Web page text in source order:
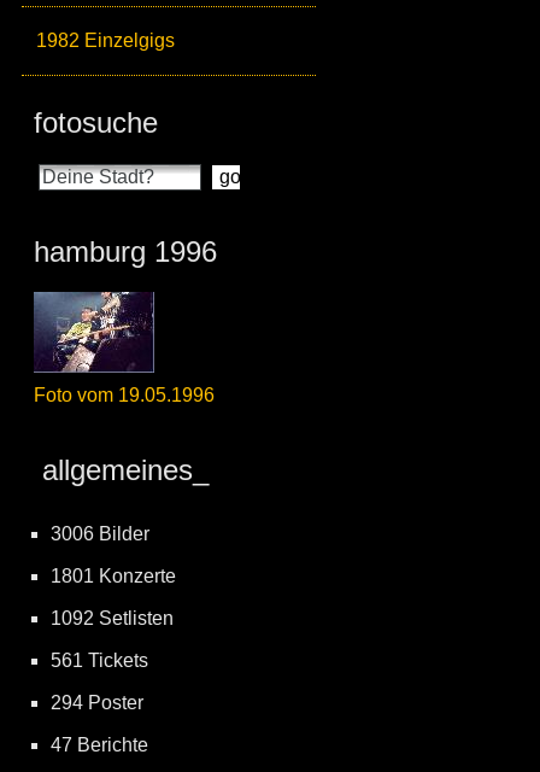
1982 Einzelgigs
fotosuche
hamburg 1996
Foto vom 19.05.1996
allgemeines_
3006 Bilder
1801 Konzerte
1092 Setlisten
561 Tickets
294 Poster
47 Berichte